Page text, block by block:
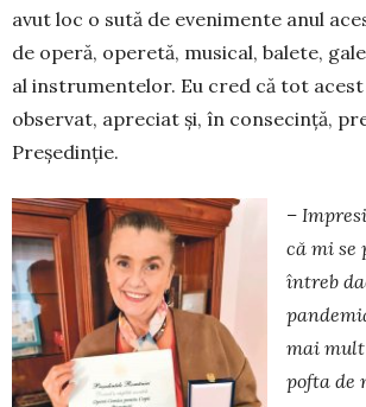
avut loc o sută de evenimente anul
de operă, operetă, musical, balete,
al instrumentelor. Eu cred că tot
observat, apreciat şi, în consecinţă,
Preşedinţie.
–
că mi se
întreb
mai
pofta de